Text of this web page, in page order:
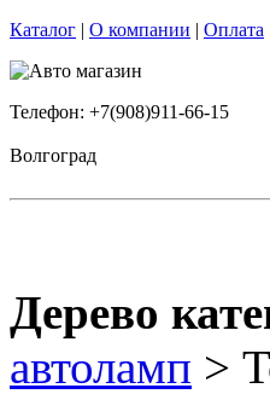
Каталог | О компании | Оплата
Телефон: +7(908)911-66-15
Волгоград
Дерево
автоламп >